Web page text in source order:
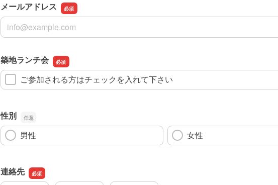
メールアドレス
メールアドレス
築地ランチ会
ご参加される方はチェックを入れて下さい
性別
男性
女性
連絡先